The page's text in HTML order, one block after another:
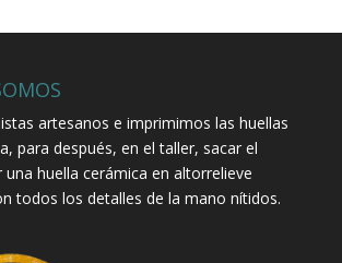
artesanos e imprimimos las huellas
para después, en el taller, sacar el
huella cerámica en altorrelieve
todos los detalles de la mano nítidos.